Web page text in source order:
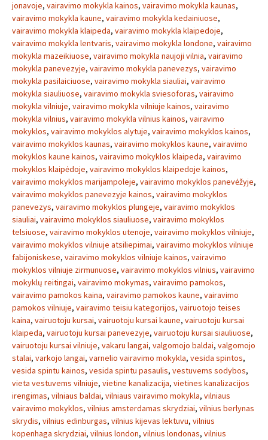
jonavoje, vairavimo mokykla kainos, vairavimo mokykla kaunas,
vairavimo mokykla kaune, vairavimo mokykla kedainiuose,
vairavimo mokykla klaipeda, vairavimo mokykla klaipedoje,
vairavimo mokykla lentvaris, vairavimo mokykla londone, vairavimo
mokykla mazeikiuose, vairavimo mokykla naujoji vilnia, vairavimo
mokykla panevezyje, vairavimo mokykla panevezys, vairavimo
mokykla pasilaiciuose, vairavimo mokykla siauliai, vairavimo
mokykla siauliuose, vairavimo mokykla sviesoforas, vairavimo
mokykla vilniuje, vairavimo mokykla vilniuje kainos, vairavimo
mokykla vilnius, vairavimo mokykla vilnius kainos, vairavimo
mokyklos, vairavimo mokyklos alytuje, vairavimo mokyklos kainos,
vairavimo mokyklos kaunas, vairavimo mokyklos kaune, vairavimo
mokyklos kaune kainos, vairavimo mokyklos klaipeda, vairavimo
mokyklos klaipėdoje, vairavimo mokyklos klaipedoje kainos,
vairavimo mokyklos marijampoleje, vairavimo mokyklos panevėžyje,
vairavimo mokyklos panevezyje kainos, vairavimo mokyklos
panevezys, vairavimo mokyklos plungeje, vairavimo mokyklos
siauliai, vairavimo mokyklos siauliuose, vairavimo mokyklos
telsiuose, vairavimo mokyklos utenoje, vairavimo mokyklos vilniuje,
vairavimo mokyklos vilniuje atsiliepimai, vairavimo mokyklos vilniuje
fabijoniskese, vairavimo mokyklos vilniuje kainos, vairavimo
mokyklos vilniuje zirmunuose, vairavimo mokyklos vilnius, vairavimo
mokyklų reitingai, vairavimo mokymas, vairavimo pamokos,
vairavimo pamokos kaina, vairavimo pamokos kaune, vairavimo
pamokos vilniuje, vairavimo teisiu kategorijos, vairuotojo teises
kaina, vairuotoju kursai, vairuotoju kursai kaune, vairuotoju kursai
klaipeda, vairuotoju kursai panevezyje, vairuotoju kursai siauliuose,
vairuotoju kursai vilniuje, vakaru langai, valgomojo baldai, valgomojo
stalai, varkojo langai, varnelio vairavimo mokykla, vesida spintos,
vesida spintu kainos, vesida spintu pasaulis, vestuvems sodybos,
vieta vestuvems vilniuje, vietine kanalizacija, vietines kanalizacijos
irengimas, vilniaus baldai, vilniaus vairavimo mokykla, vilniaus
vairavimo mokyklos, vilnius amsterdamas skrydziai, vilnius berlynas
skrydis, vilnius edinburgas, vilnius kijevas lektuvu, vilnius
kopenhaga skrydziai, vilnius london, vilnius londonas, vilnius